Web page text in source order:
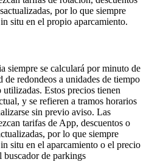
por lo que siempre
situ en el propio aparcamiento.
siempre se calculará por minuto de
redondeos a unidades de tiempo
Estos precios tienen
y se refieren a tramos horarios
sin previo aviso. Las
tarifas de App, descuentos o
por lo que siempre
situ en el aparcamiento o el precio
de parkings